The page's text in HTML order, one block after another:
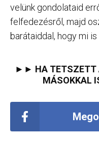
velünk gondolataid
felfedezésről, majd
barátaiddal, hogy mi
►► HA TETSZETT
MÁSOKKAL